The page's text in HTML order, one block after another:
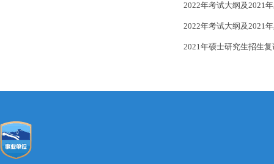
2022年考试大纲及2021
2022年考试大纲及2021
2021年硕士研究生招生